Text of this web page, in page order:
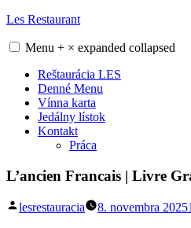
Skip
content
Les Restaurant
Menu + × expanded collapsed
Reštaurácia LES
Denné Menu
Vínna karta
Jedálny lístok
Kontakt
Práca
L’ancien Francais | Livre
Posted
lesrestauracia 8. novembra 2025